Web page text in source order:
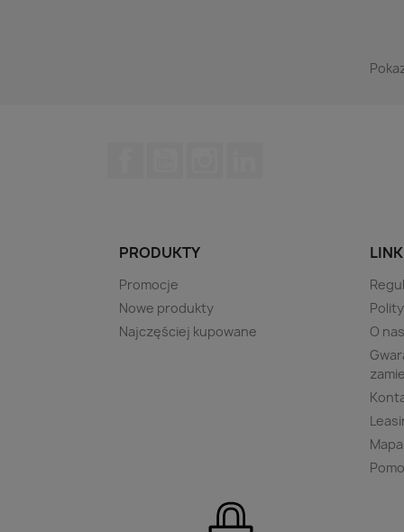
PRODUKTY
Promocje
Nowe produkty
Najczęściej kupowane
O nas